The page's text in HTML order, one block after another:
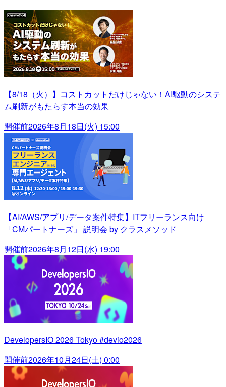
【8/18（火）】コストカットだけじゃない！AI駆動のシステ
ム刷新がもたらす本当の効果
開催前2026年8月18日(火) 15:00
【AI/AWS/アプリ/データ案件特集】ITフリーランス向け
「CMパートナーズ」 説明会 by クラスメソッド
開催前2026年8月12日(水) 19:00
DevelopersIO 2026 Tokyo #devio2026
開催前2026年10月24日(土) 0:00